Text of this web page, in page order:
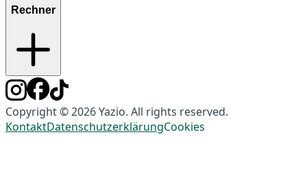
Rechner
Copyright © 2026 Yazio. All rights reserved.
KontaktDatenschutzerklärungCookies